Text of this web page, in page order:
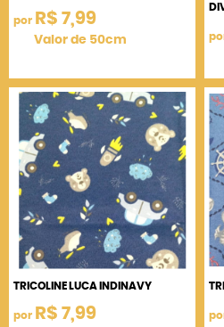
por R$ 7,99
Valor de 50cm
TRICOLINE LUCA INDINAVY
por R$ 7,99